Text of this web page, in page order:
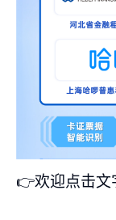
👉欢迎点击文